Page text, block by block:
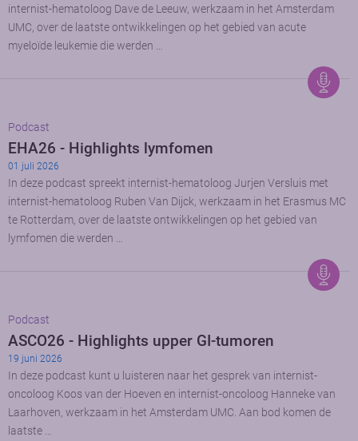
internist-hematoloog Dave de Leeuw, werkzaam in het Amsterdam
UMC, over de laatste ontwikkelingen op het gebied van acute
myeloïde leukemie die werden …
Podcast
EHA26 - Highlights lymfomen
01 juli 2026
In deze podcast spreekt internist-hematoloog Jurjen Versluis met
internist-hematoloog Ruben Van Dijck, werkzaam in het Erasmus MC
te Rotterdam, over de laatste ontwikkelingen op het gebied van
lymfomen die werden …
Podcast
ASCO26 - Highlights upper GI-tumoren
19 juni 2026
In deze podcast kunt u luisteren naar het gesprek van internist-
oncoloog Koos van der Hoeven en internist-oncoloog Hanneke van
Laarhoven, werkzaam in het Amsterdam UMC. Aan bod komen de
laatste …